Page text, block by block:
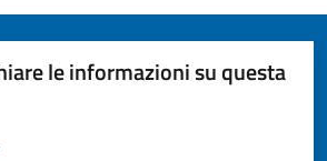
le informazioni su questa